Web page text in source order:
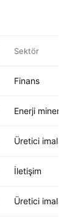
Sektör
Finans
Enerji mineralleri
Üretici imalatı
İletişim
Üretici imalatı